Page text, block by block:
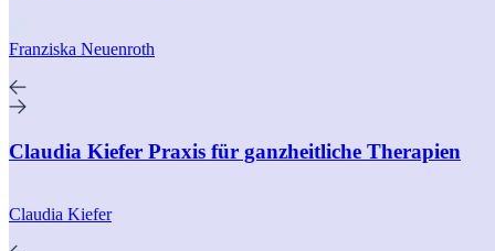
Franziska Neuenroth
Claudia Kiefer Praxis für ganzheitliche Therapien
Claudia Kiefer